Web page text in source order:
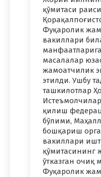
қўмитаси
Фуқаролик
вакиллари
масалалар
жамоатчилик
этилди. Ушбу
ташкилотлар
қилиш
бўлими,
бошқариш
вакиллари
қўмитасининг
ўтказган очиқ
Фуқаролик